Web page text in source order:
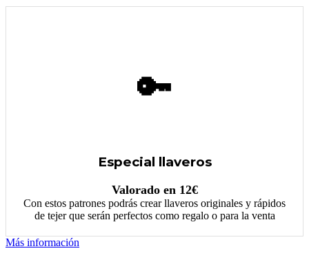
🔑
Especial llaveros
Valorado en 12€
Con estos patrones podrás crear llaveros originales y rápidos
de tejer que serán perfectos como regalo o para la venta
Más información